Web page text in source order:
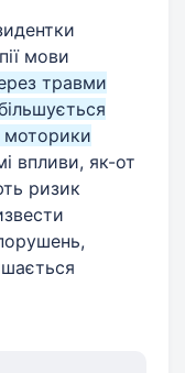
мови
травми
моторики
впливи, як-от
ризик